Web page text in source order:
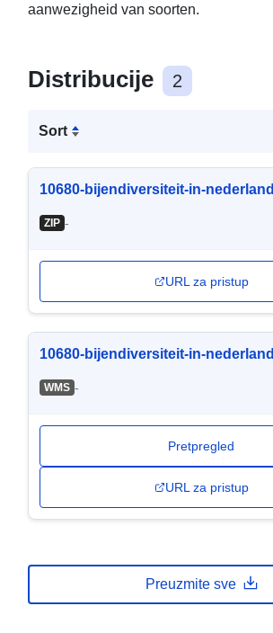
aanwezigheid van soorten.
Distribucije 2
Sort
10680-bijendiversiteit-in-nederland
ZIP -
URL za pristup
10680-bijendiversiteit-in-nederland
WMS -
Pretpregled
URL za pristup
Preuzmite sve